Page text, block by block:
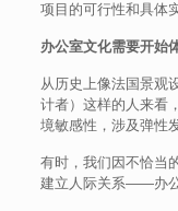
项目的可行性和具体
办公室文化需要开始
从历史上像法国景观
计者）这样的人来看
境敏感性，涉及弹性
有时，我们因不恰当
建立人际关系——办公